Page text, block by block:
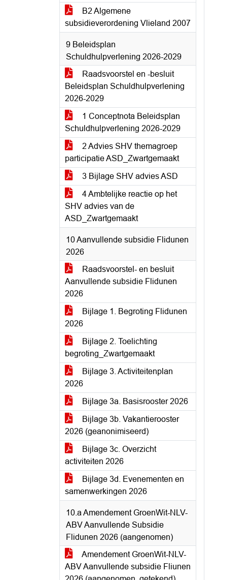
B2 Algemene
subsidieverordening Vlieland 2007
9 Beleidsplan
Schuldhulpverlening 2026-2029
Raadsvoorstel en -besluit
Beleidsplan Schuldhulpverlening
2026-2029
1 Conceptnota Beleidsplan
Schuldhulpverlening 2026-2029
2 Advies SHV themagroep
participatie ASD_Zwartgemaakt
3 Bijlage SHV advies ASD
4 Ambtelijke reactie op het
SHV advies van de
ASD_Zwartgemaakt
10 Aanvullende subsidie Flidunen
2026
Raadsvoorstel- en besluit
Aanvullende subsidie Flidunen
2026
Bijlage 1. Begroting Flidunen
2026
Bijlage 2. Toelichting
begroting_Zwartgemaakt
Bijlage 3. Activiteitenplan
2026
Bijlage 3a. Basisrooster 2026
Bijlage 3b. Vakantierooster
2026 (geanonimiseerd)
Bijlage 3c. Overzicht
activiteiten 2026
Bijlage 3d. Evenementen en
samenwerkingen 2026
10.a Amendement GroenWit-NLV-
ABV Aanvullende Subsidie
Flidunen 2026 (aangenomen)
Amendement GroenWit-NLV-
ABV Aanvullende subsidie Fliunen